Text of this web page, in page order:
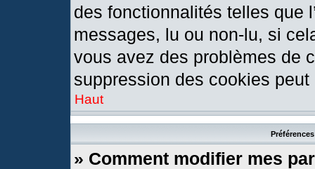
des fonctionnalités telles que
messages, lu ou non-lu, si
vous avez des problèmes de
suppression des cookies peut
Haut
» Comment modifier mes